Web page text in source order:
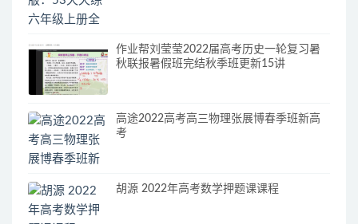
作业帮刘莹莹2022届高考历史一轮复习暑
秋联报暑假班完结秋季班更新15讲
高途2022高考高三物理张展博春季班新高
考
胡源 2022年高考数学押题课课程